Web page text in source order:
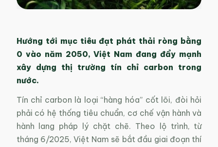
Hướng tới mục tiêu đạt phát thải ròng bằng
0 vào năm 2050, Việt Nam đang đẩy mạnh
xây dựng thị trường tín chỉ carbon trong
nước.
Tín chỉ carbon là loại “hàng hóa” cốt lõi, đòi hỏi
phải có hệ thống tiêu chuẩn, cơ chế vận hành và
hành lang pháp lý chặt chẽ. Theo lộ trình, từ
tháng 6/2025, Việt Nam sẽ bắt đầu giai đoạn thí